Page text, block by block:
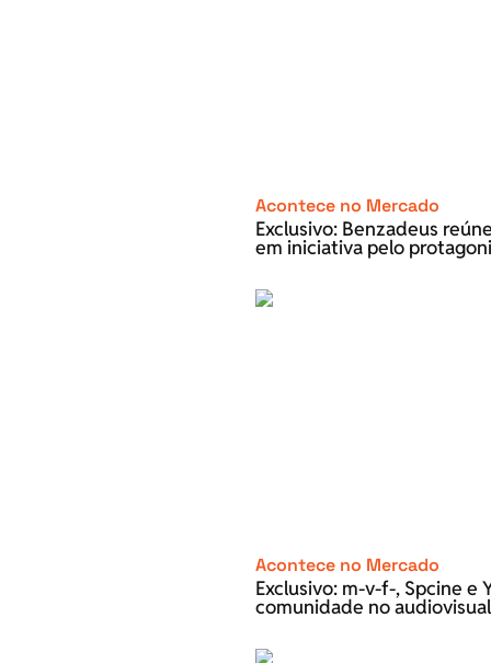
Acontece no Mercado
Exclusivo: Benzadeus
em iniciativa pelo
Acontece no Mercado
Exclusivo: m-v-f-, Spcine e
comunidade no audiovisual